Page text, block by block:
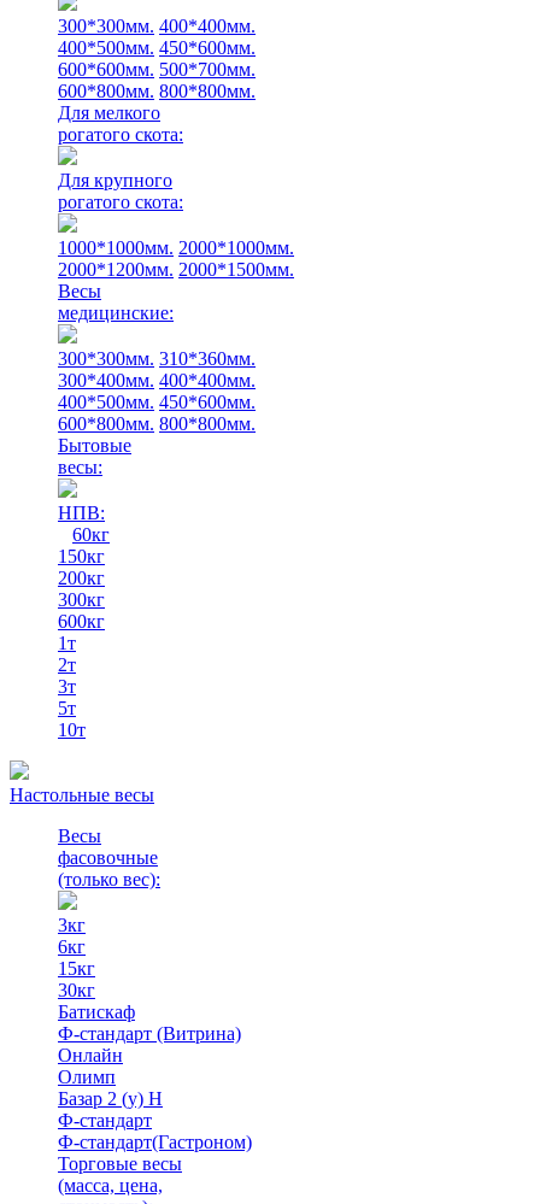
300*300мм. 400*400мм.
400*500мм. 450*600мм.
600*600мм. 500*700мм.
600*800мм. 800*800мм.
Для мелкого
рогатого скота:
Для крупного
рогатого скота:
1000*1000мм. 2000*1000мм.
2000*1200мм. 2000*1500мм.
Весы
медицинские:
300*300мм. 310*360мм.
300*400мм. 400*400мм.
400*500мм. 450*600мм.
600*800мм. 800*800мм.
Бытовые
весы:
НПВ:
60кг
150кг
200кг
300кг
600кг
1т
2т
3т
5т
10т
Настольные весы
Весы
фасовочные
(только вес):
3кг
6кг
15кг
30кг
Батискаф
Ф-стандарт (Витрина)
Онлайн
Олимп
Базар 2 (у) Н
Ф-стандарт
Ф-стандарт(Гастроном)
Торговые весы
(масса, цена,